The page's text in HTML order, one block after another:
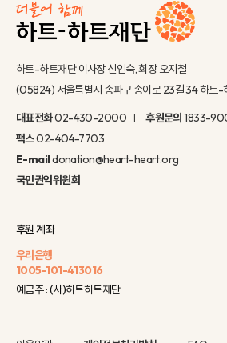
하트-하트재단 이사장 신인숙, 회장 오지철
(05824) 서울특별시 송파구 송이로 23길 34 하트-
대표전화02-430-2000 후원문의1833-
팩스02-404-7703
E-maildonation@heart-heart.org
국민권익위원회
후원 계좌
우리은행
1005-101-413016
예금주 : (사)하트하트재단